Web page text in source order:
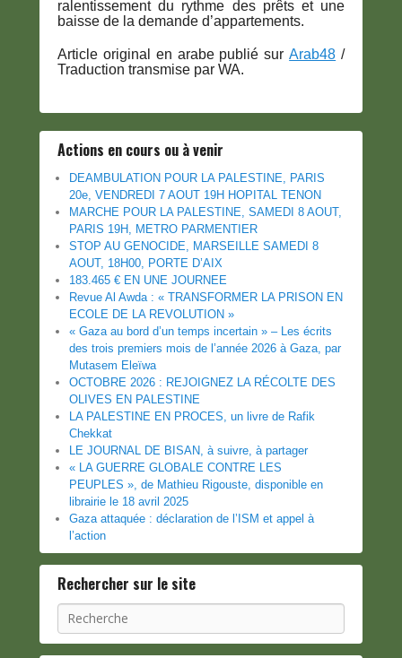
ralentissement du rythme des prêts et une
baisse de la demande d’appartements.
Article original en arabe publié surArab48 /
Traduction transmise par WA.
Actions en cours ou à venir
DEAMBULATION POUR LA PALESTINE, PARIS
20e, VENDREDI 7 AOUT 19H HOPITAL TENON
MARCHE POUR LA PALESTINE, SAMEDI 8 AOUT,
PARIS 19H, METRO PARMENTIER
STOP AU GENOCIDE, MARSEILLE SAMEDI 8
AOUT, 18H00, PORTE D’AIX
183.465 € EN UNE JOURNEE
Revue Al Awda : « TRANSFORMER LA PRISON EN
ECOLE DE LA REVOLUTION »
« Gaza au bord d’un temps incertain » – Les écrits
des trois premiers mois de l’année 2026 à Gaza, par
Mutasem Eleïwa
OCTOBRE 2026 : REJOIGNEZ LA RÉCOLTE DES
OLIVES EN PALESTINE
LA PALESTINE EN PROCES, un livre de Rafik
Chekkat
LE JOURNAL DE BISAN, à suivre, à partager
« LA GUERRE GLOBALE CONTRE LES
PEUPLES », de Mathieu Rigouste, disponible en
librairie le 18 avril 2025
Gaza attaquée : déclaration de l’ISM et appel à
l’action
Rechercher sur le site
Recherche